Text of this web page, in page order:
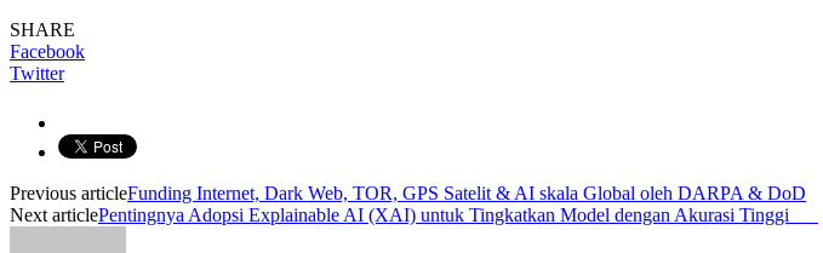
SHARE
Facebook
Twitter
Previous articleFunding Internet, Dark Web, TOR, GPS Satelit & AI skala Global oleh DARPA & DoD
Next articlePentingnya Adopsi Explainable AI (XAI) untuk Tingkatkan Model dengan Akurasi Tinggi